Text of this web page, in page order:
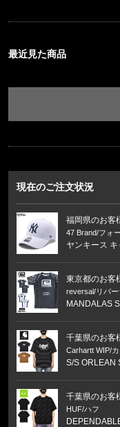
最近見た商品
現在のご注文状況
福岡県のお客
reversal/リバー
BIG MARK
福岡県のお客
47 Brand/フォ
ヤンキース
東京都のお客
reversal/リバー
MANDALAS
千葉県のお客
Carhartt WIP/
S/S ORLEAN